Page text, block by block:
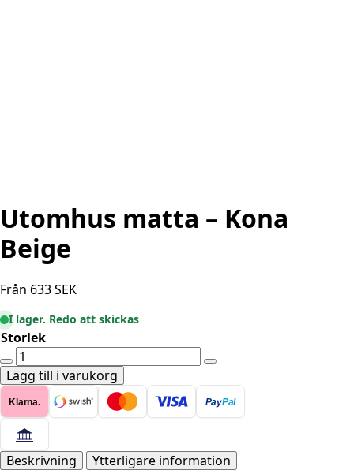
Utomhus matta – Kona
Beige
Från 633SEK
I lager. Redo att skickas
Storlek
Utomhus
matta
-
Kona
Beige
mängd
Lägg till i varukorg
Klarna. PayPal
Beskrivning Ytterligare information